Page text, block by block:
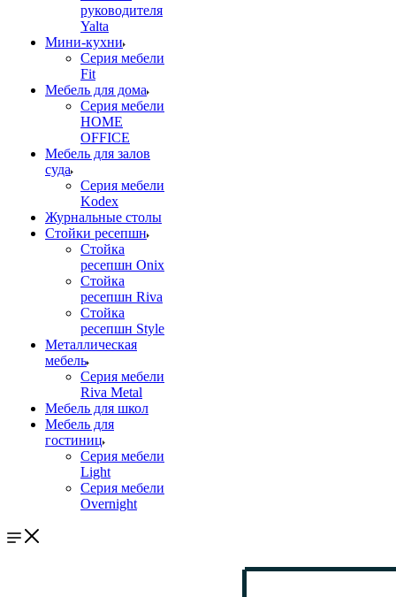
руководителя
Yalta
Мини-кухни
Серия мебели
Fit
Мебель для дома
Серия мебели
HOME
OFFICE
Мебель для залов
суда
Серия мебели
Kodex
Журнальные столы
Стойки ресепшн
Стойка
ресепшн Onix
Стойка
ресепшн Riva
Стойка
ресепшн Style
Металлическая
мебель
Серия мебели
Riva Metal
Мебель для школ
Мебель для
гостиниц
Серия мебели
Light
Серия мебели
Overnight